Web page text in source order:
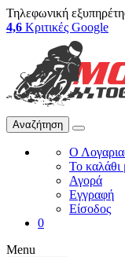
Τηλεφωνική
4,6 Κριτικές Google
Αναζήτηση
Ο
Το καλάθι
Αγορά
Εγγραφή
Είσοδος
0
Menu